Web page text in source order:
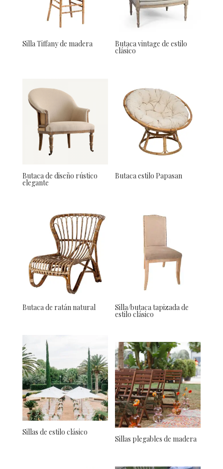
Silla Tiffany de madera Butaca vintage de estilo
clásico
Butaca de diseño rústico
elegante
Butaca estilo Papasan
Butaca de ratán natural Silla/butaca tapizada de
estilo clásico
Sillas de estilo clásico
Sillas plegables de madera